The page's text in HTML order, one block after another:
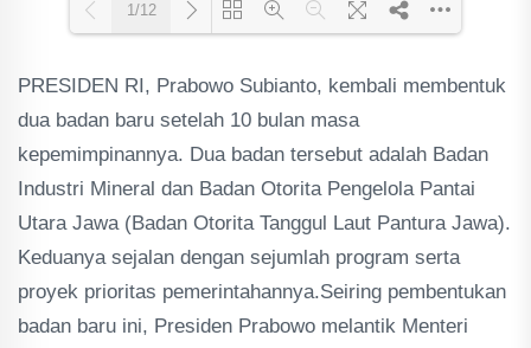
Loading PDF 59% ...
1/12
PRESIDEN RI, Prabowo Subianto, kembali membentuk
dua badan baru setelah 10 bulan masa
kepemimpinannya. Dua badan tersebut adalah Badan
Industri Mineral dan Badan Otorita Pengelola Pantai
Utara Jawa (Badan Otorita Tanggul Laut Pantura Jawa).
Keduanya sejalan dengan sejumlah program serta
proyek prioritas pemerintahannya.Seiring pembentukan
badan baru ini, Presiden Prabowo melantik Menteri